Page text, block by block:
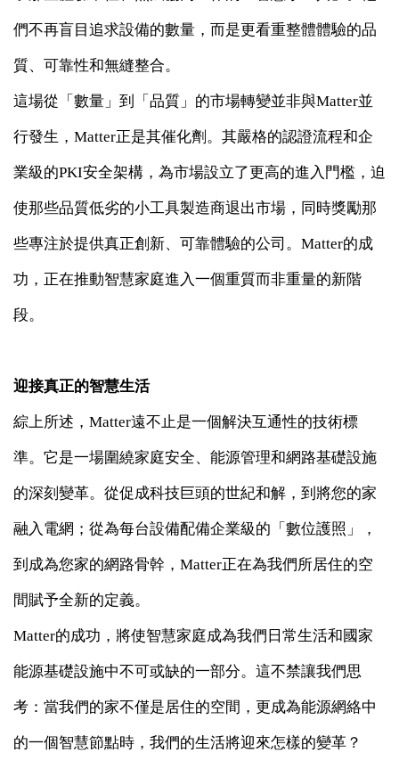
們不再盲目追求設備的數量，而是更看重整體體驗的品
質、可靠性和無縫整合。
這場從「數量」到「品質」的市場轉變並非與Matter並
行發生，Matter正是其催化劑。其嚴格的認證流程和企
業級的PKI安全架構，為市場設立了更高的進入門檻，迫
使那些品質低劣的小工具製造商退出市場，同時獎勵那
些專注於提供真正創新、可靠體驗的公司。Matter的成
功，正在推動智慧家庭進入一個重質而非重量的新階
段。
迎接真正的智慧生活
綜上所述，Matter遠不止是一個解決互通性的技術標
準。它是一場圍繞家庭安全、能源管理和網路基礎設施
的深刻變革。從促成科技巨頭的世紀和解，到將您的家
融入電網；從為每台設備配備企業級的「數位護照」，
到成為您家的網路骨幹，Matter正在為我們所居住的空
間賦予全新的定義。
Matter的成功，將使智慧家庭成為我們日常生活和國家
能源基礎設施中不可或缺的一部分。這不禁讓我們思
考：當我們的家不僅是居住的空間，更成為能源網絡中
的一個智慧節點時，我們的生活將迎來怎樣的變革？